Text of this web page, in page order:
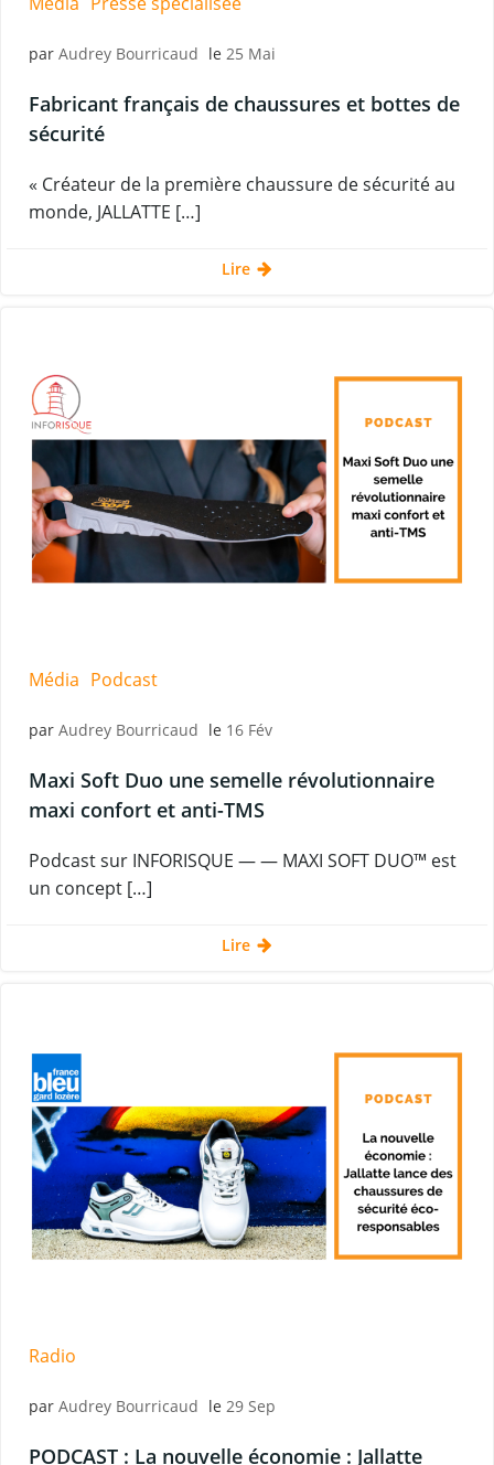
par Audrey Bourricaud le 25 Mai
Fabricant français de chaussures et bottes de
sécurité
« Créateur de la première chaussure de sécurité au
monde, JALLATTE […]
Lire
Média Podcast
par Audrey Bourricaud le 16 Fév
Maxi Soft Duo une semelle révolutionnaire
maxi confort et anti-TMS
Podcast sur INFORISQUE — — MAXI SOFT DUO™ est
un concept […]
Lire
Radio
par Audrey Bourricaud le 29 Sep
PODCAST : La nouvelle économie : Jallatte